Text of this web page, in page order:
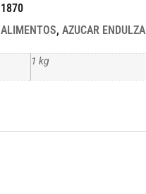
1870
ALIMENTOS, AZUCAR
1 kg